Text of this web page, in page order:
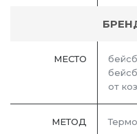
МЕСТО
от
МЕТОД